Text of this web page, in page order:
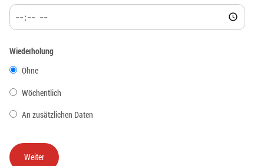
Wiederholung
Ohne
Wöchentlich
An zusätzlichen Daten